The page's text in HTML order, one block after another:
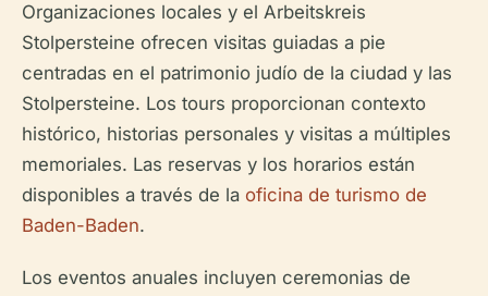
Organizaciones locales y el Arbeitskreis
Stolpersteine ofrecen visitas guiadas a pie
centradas en el patrimonio judío de la ciudad y las
Stolpersteine. Los tours proporcionan contexto
histórico, historias personales y visitas a múltiples
memoriales. Las reservas y los horarios están
disponibles a través de la oficina de turismo de
Baden-Baden.
Los eventos anuales incluyen ceremonias de